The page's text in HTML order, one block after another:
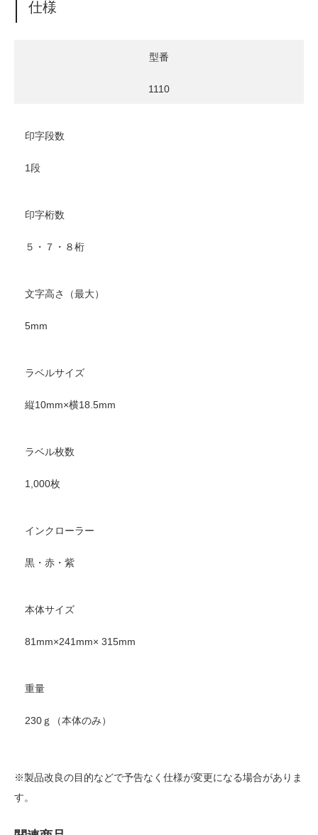
仕様
型番
1110
印字段数
1段
印字桁数
５・７・８桁
文字高さ（最大）
5mm
ラベルサイズ
縦10mm×横18.5mm
ラベル枚数
1,000枚
インクローラー
黒・赤・紫
本体サイズ
81mm×241mm× 315mm
重量
230ｇ（本体のみ）
※製品改良の目的などで予告なく仕様が変更になる場合がありま
す。